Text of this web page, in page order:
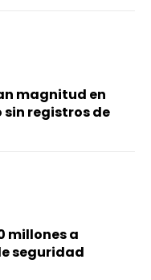
magnitud en
sin registros de
millones a
seguridad